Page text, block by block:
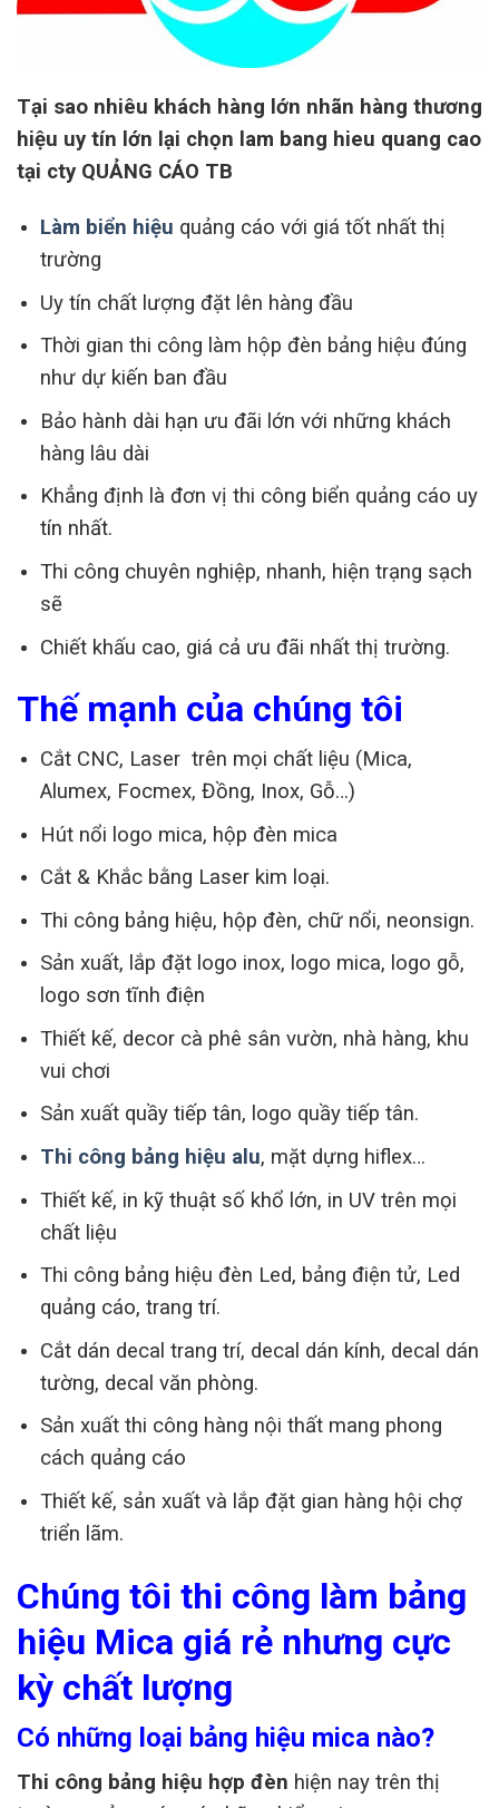
Tại sao nhiêu khách hàng lớn nhãn hàng thương
hiệu uy tín lớn lại chọn lam bang hieu quang cao
tại cty QUẢNG CÁO TB
Làm biển hiệu quảng cáo với giá tốt nhất thị
trường
Uy tín chất lượng đặt lên hàng đầu
Thời gian thi công làm hộp đèn bảng hiệu đúng
như dự kiến ban đầu
Bảo hành dài hạn ưu đãi lớn với những khách
hàng lâu dài
Khẳng định là đơn vị thi công biển quảng cáo uy
tín nhất.
Thi công chuyên nghiệp, nhanh, hiện trạng sạch
sẽ
Chiết khấu cao, giá cả ưu đãi nhất thị trường.
Thế mạnh của chúng tôi
Cắt CNC, Laser trên mọi chất liệu (Mica,
Alumex, Focmex, Đồng, Inox, Gỗ…)
Hút nổi logo mica, hộp đèn mica
Cắt & Khắc bằng Laser kim loại.
Thi công bảng hiệu, hộp đèn, chữ nổi, neonsign.
Sản xuất, lắp đặt logo inox, logo mica, logo gỗ,
logo sơn tĩnh điện
Thiết kế, decor cà phê sân vườn, nhà hàng, khu
vui chơi
Sản xuất quầy tiếp tân, logo quầy tiếp tân.
Thi công bảng hiệu alu, mặt dựng hiflex…
Thiết kế, in kỹ thuật số khổ lớn, in UV trên mọi
chất liệu
Thi công bảng hiệu đèn Led, bảng điện tử, Led
quảng cáo, trang trí.
Cắt dán decal trang trí, decal dán kính, decal dán
tường, decal văn phòng.
Sản xuất thi công hàng nội thất mang phong
cách quảng cáo
Thiết kế, sản xuất và lắp đặt gian hàng hội chợ
triển lãm.
Chúng tôi thi công làm bảng
hiệu Mica giá rẻ nhưng cực
kỳ chất lượng
Có những loại bảng hiệu mica nào?
Thi công bảng hiệu hợp đèn hiện nay trên thị